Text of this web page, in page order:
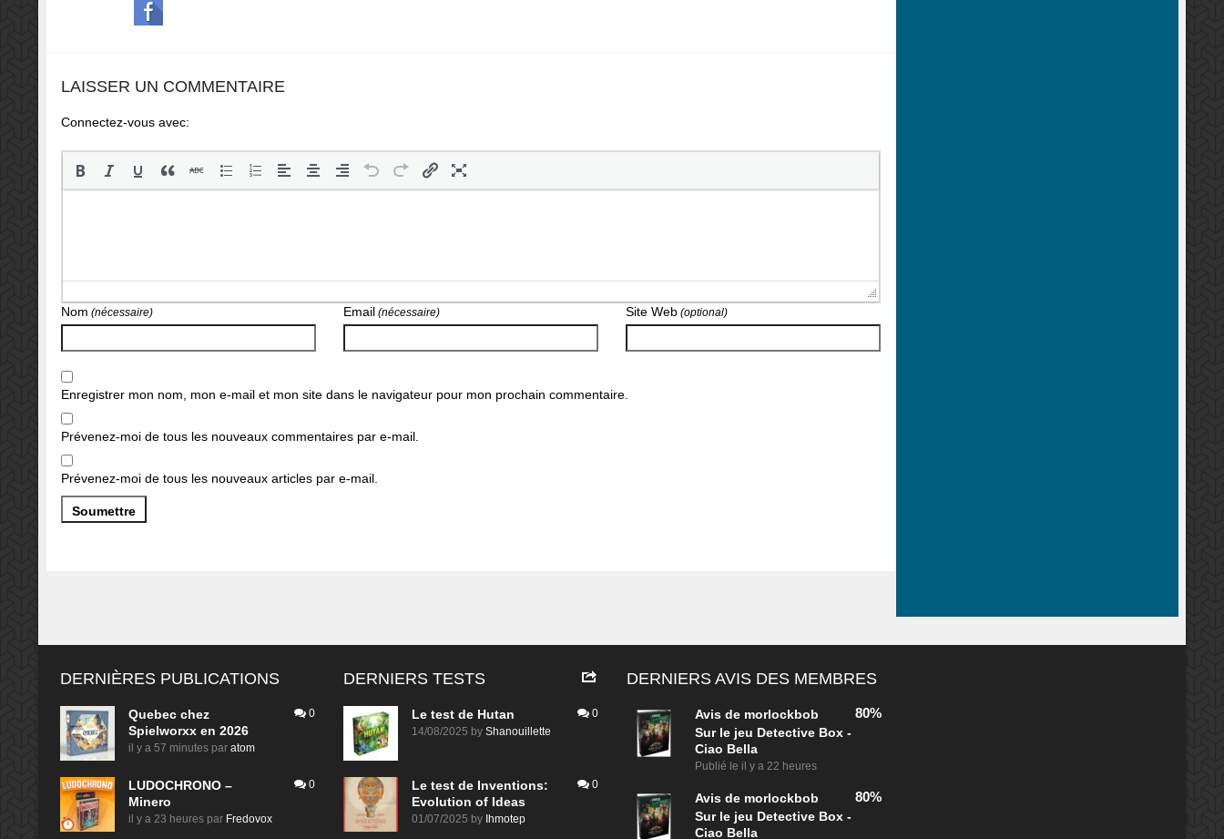
LAISSER UN COMMENTAIRE
Connectez-vous avec:
Nom (nécessaire) Email (nécessaire) Site Web(optional)
Enregistrer mon nom, mon e-mail et mon site dans le navigateur pour mon prochain commentaire.
Prévenez-moi de tous les nouveaux commentaires par e-mail.
Prévenez-moi de tous les nouveaux articles par e-mail.
DERNIÈRES PUBLICATIONS
Quebec chez
Spielworxx en 2026
il y a 57 minutes par atom
0
LUDOCHRONO –
Minero
il y a 23 heures par Fredovox
0
DERNIERS TESTS
Le test de Hutan
14/08/2025 by Shanouillette
0
Le test de Inventions:
Evolution of Ideas
01/07/2025 by Ihmotep
0
DERNIERS AVIS DES MEMBRES
Avis de morlockbob
Sur le jeu Detective Box -
Ciao Bella
Publié le il y a 22 heures
80%
Avis de morlockbob
Sur le jeu Detective Box -
Ciao Bella
80%